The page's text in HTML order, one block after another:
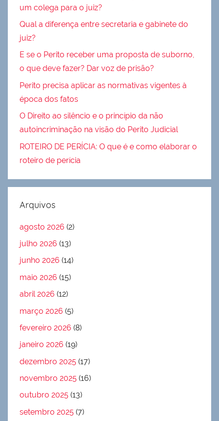
um colega para o juiz?
Qual a diferença entre secretaria e gabinete do
juiz?
E se o Perito receber uma proposta de suborno,
o que deve fazer? Dar voz de prisão?
Perito precisa aplicar as normativas vigentes à
época dos fatos
O Direito ao silêncio e o princípio da não
autoincriminação na visão do Perito Judicial
ROTEIRO DE PERÍCIA: O que é e como elaborar o
roteiro de perícia
Arquivos
agosto 2026 (2)
julho 2026 (13)
junho 2026 (14)
maio 2026 (15)
abril 2026 (12)
março 2026 (5)
fevereiro 2026 (8)
janeiro 2026 (19)
dezembro 2025 (17)
novembro 2025 (16)
outubro 2025 (13)
setembro 2025 (7)